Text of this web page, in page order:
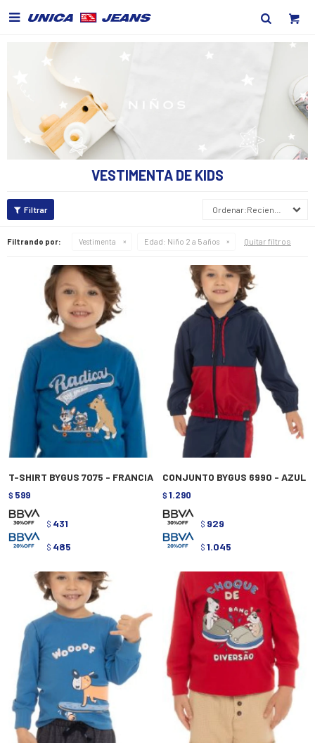

VESTIMENTA DE KIDS
Recientes
Filtrando por: Vestimenta Edad: Niño 2 a 5 años Quitar filtros
T-SHIRT BYGUS 7075 - FRANCIA
$ 599
$ 431
$ 485
CONJUNTO BYGUS 6990 - AZUL
$ 1.290
$ 929
$ 1.045